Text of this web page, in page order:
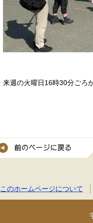
来週の火曜日16時30分ごろ
このホームページについて